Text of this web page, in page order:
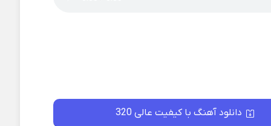
دانلود آهنگ با کیفیت عالی 320